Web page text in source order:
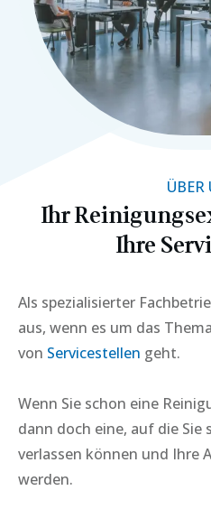
ÜBER
Ihr
Ihre
Als spezialisierter
aus, wenn es um das
von Servicestellen geht.
Wenn Sie schon eine
dann doch eine, auf die Sie
verlassen können und Ihre
werden.